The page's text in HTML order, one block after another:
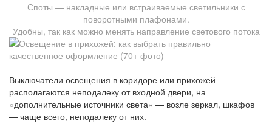
Споты — накладные или встраиваемые светильники с
поворотными плафонами.
Удобны, так как можно менять направление светового потока
Выключатели освещения в коридоре или прихожей
располагаются неподалеку от входной двери, на
«дополнительные источники света» — возле зеркал, шкафов
— чаще всего, неподалеку от них.